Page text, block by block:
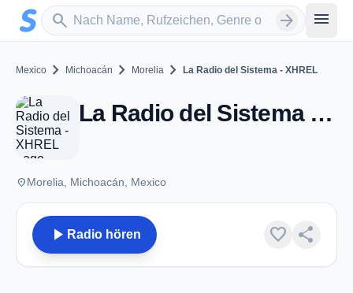
Zum Hauptinhalt springen
search
Sender suchen arrow_forward menu
Mexico chevron_right Michoacán chevron_right Morelia chevron_right La Radio del Sistema - XHREL
La Radio del Sistema - XHREL - FM 106.9 - Morelia, MC
placeMorelia, Michoacán, Mexico
play_arrow Radio hören favorite share